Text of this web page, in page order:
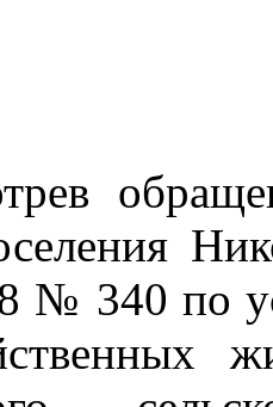
№ 340 по